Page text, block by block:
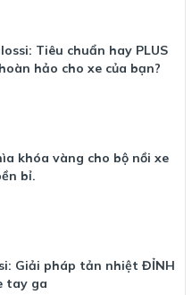
Tiêu chuẩn hay PLUS
hảo cho xe của bạn?
khóa vàng cho bộ nồi xe
bỉ.
Giải pháp tản nhiệt ĐỈNH
tay ga